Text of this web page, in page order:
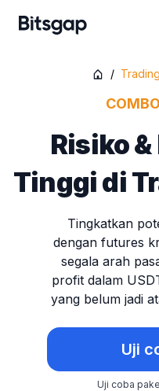
/
Risiko
Tinggi di
Tingkatkan
dengan futures
segala arah
profit dalam
yang belum jadi
Uji
Uji coba